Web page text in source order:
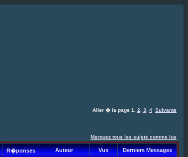
Aller � la page 1 2 3 4 Suivante
Marquez tous les sujets comme lus
R�ponses Auteur Vus Derniers Messages